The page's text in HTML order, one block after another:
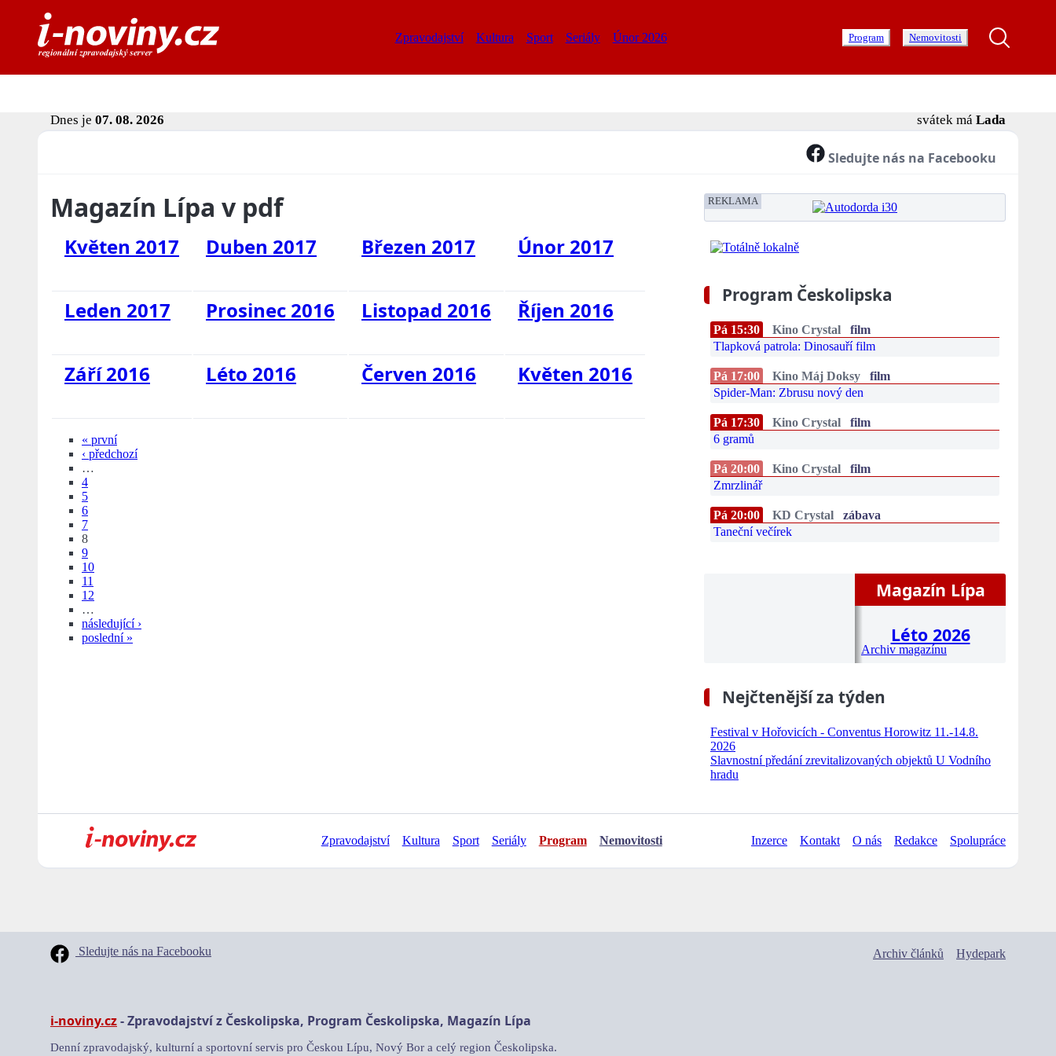
Zpravodajství Kultura Sport Seriály Únor 2026 Program Nemovitosti
Dnes je 07. 08. 2026 svátek má Lada
Sledujte nás na Facebooku
Magazín Lípa v pdf
Květen 2017 Duben 2017 Březen 2017 Únor 2017
Leden 2017 Prosinec 2016 Listopad 2016 Říjen 2016
Září 2016 Léto 2016 Červen 2016 Květen 2016
« první
‹ předchozí
…
4
5
6
7
8
9
10
11
12
…
následující ›
poslední »
REKLAMA
Program Českolipska
Pá 15:30 Kino Crystal
film
Tlapková patrola: Dinosauří film
Pá 17:00 Kino Máj Doksy
film
Spider-Man: Zbrusu nový den
Pá 17:30 Kino Crystal
film
6 gramů
Pá 20:00 Kino Crystal
film
Zmrzlinář
Pá 20:00 KD Crystal
zábava
Taneční večírek
Magazín Lípa
Léto 2026
Archiv magazínu
Nejčtenější za týden
Festival v Hořovicích - Conventus Horowitz 11.-14.8.
2026
Slavnostní předání zrevitalizovaných objektů U Vodního
hradu
Zpravodajství Kultura Sport Seriály Program Nemovitosti Inzerce Kontakt O nás Redakce Spolupráce
Sledujte nás na Facebooku Archiv článků Hydepark
i-noviny.cz- Zpravodajství z Českolipska, Program Českolipska, Magazín Lípa
Denní zpravodajský, kulturní a sportovní servis pro Českou Lípu, Nový Bor a celý region Českolipska.